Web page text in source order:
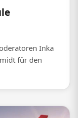
Inka
für den